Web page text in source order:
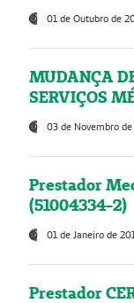
01 de Outubro de
MUDANÇA
SERVIÇOS
03 de Novembro
Prestador
(51004334-2)
01 de Janeiro de
Prestador